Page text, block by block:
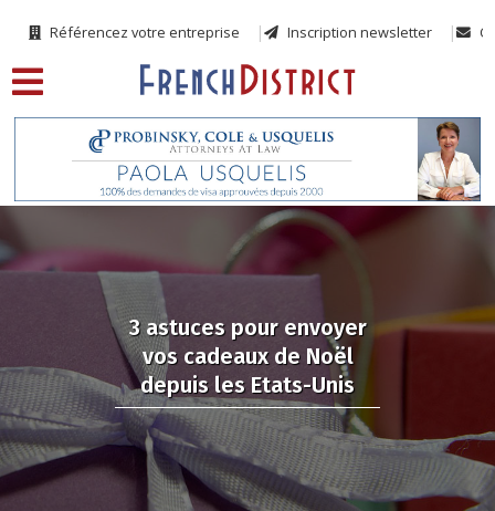
Référencez votre entreprise Inscription newsletter
3 astuces pour envoyer
vos cadeaux de Noël
depuis les Etats-Unis